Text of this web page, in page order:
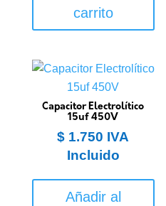
carrito
Capacitor Electrolítico
15uf 450V
$ 1.750 IVA
Incluido
Añadir al